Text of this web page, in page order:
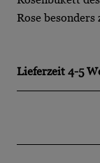
Rose besonders
Lieferzeit 4-5